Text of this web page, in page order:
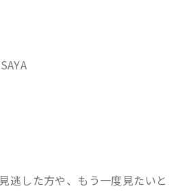
逃した方や、もう一度見たいと